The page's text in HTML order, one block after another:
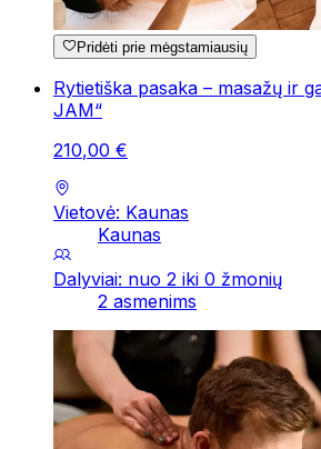
Pridėti prie mėgstamiausių
Rytietiška pasaka – masažų ir
JAM“
210,00 €
Vietovė: Kaunas
Kaunas
Dalyviai: nuo 2 iki 0 žmonių
2 asmenims